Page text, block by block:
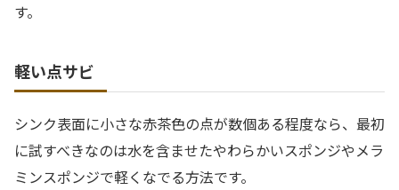
す。
軽い点サビ
シンク表面に小さな赤茶色の点が数個ある程度なら、最初
に試すべきなのは水を含ませたやわらかいスポンジやメラ
ミンスポンジで軽くなでる方法です。